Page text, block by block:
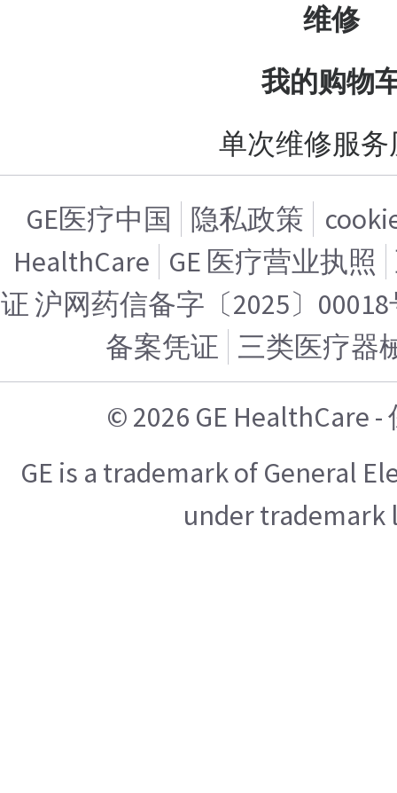
维修
我的购物
单次维修服务
GE医疗中国 隐私政策
HealthCare GE 医疗营业执照
证 沪网药信备字〔2025〕
备案凭证 三类医疗器
© 2026 GE HealthCare
GE is a trademark of General
under trademark